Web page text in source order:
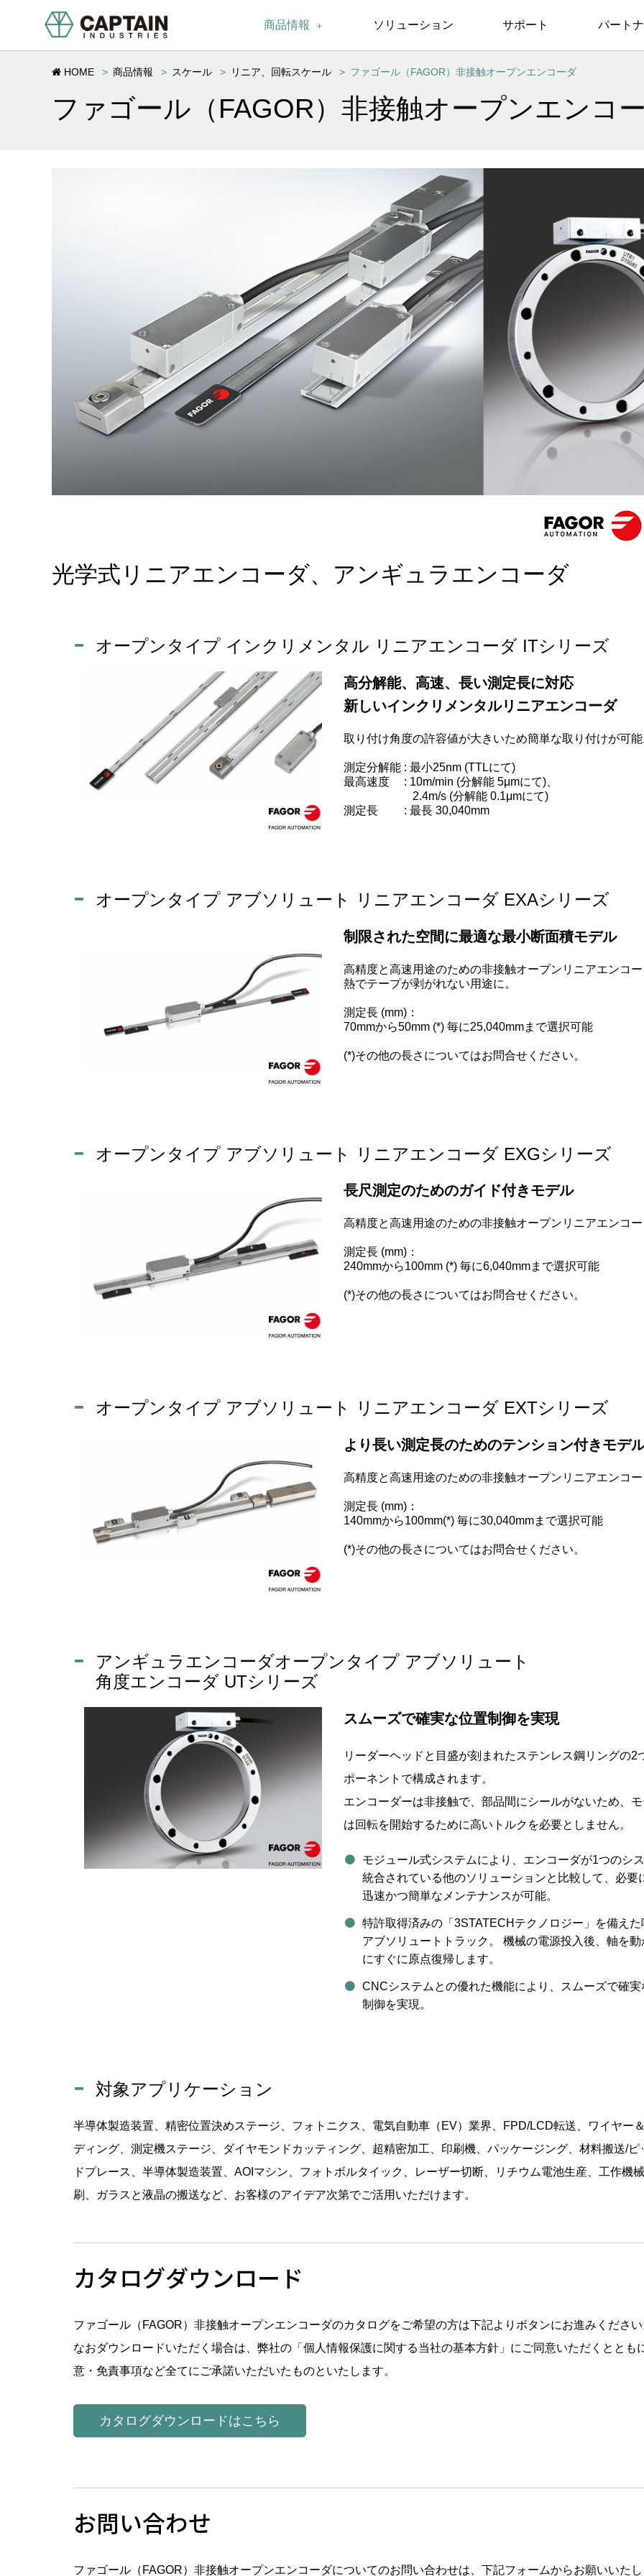
商品情報 ソリューション サポート パート
HOME 商品情報 スケール リニア、回転スケール ファゴール（FAGOR） 非接触オープンエンコーダ
ファゴール（FAGOR） 非接触オープンエンコ
光学式リニアエンコーダ、アンギュラエンコーダ
オープンタイプ インクリメンタル リニアエンコーダ ITシリーズ
高分解能、高速、長い測定長に対応
新しいインクリメンタルリニアエンコーダ
取り付け角度の許容値が大きいため簡単な取り付けが可
測定分解能 : 最小25nm (TTLにて)
最高速度 : 10m/min (分解能 5μmにて)、
2.4m/s (分解能 0.1μmにて)
測定長 : 最長 30,040mm
オープンタイプ アブソリュート リニアエンコーダ EXAシリーズ
制限された空間に最適な最小断面積モデル
高精度と高速用途のための非接触オープンリニアエンコ
熱でテープが剥がれない用途に。
測定長 (mm)：
70mmから50mm (*) 毎に25,040mmまで選択可能
(*)その他の長さについてはお問合せください。
オープンタイプ アブソリュート リニアエンコーダ EXGシリーズ
長尺測定のためのガイド付きモデル
高精度と高速用途のための非接触オープンリニアエンコ
測定長 (mm)：
240mmから100mm (*) 毎に6,040mmまで選択可能
(*)その他の長さについてはお問合せください。
オープンタイプ アブソリュート リニアエンコーダ EXTシリーズ
より長い測定長のためのテンション付きモデ
高精度と高速用途のための非接触オープンリニアエンコ
測定長 (mm)：
140mmから100mm(*) 毎に30,040mmまで選択可能
(*)その他の長さについてはお問合せください。
アンギュラエンコーダオープンタイプ アブソリュート
角度エンコーダ UTシリーズ
スムーズで確実な位置制御を実現
リーダーヘッドと目盛が刻まれたステンレス鋼リングの2
ポーネントで構成されます。
エンコーダーは非接触で、部品間にシールがないため、
は回転を開始するために高いトルクを必要としません。
モジュール式システムにより、エンコーダが1つのシ
統合されている他のソリューションと比較して、必要
迅速かつ簡単なメンテナンスが可能。
特許取得済みの「3STATECHテクノロジー」を備えた
アブソリュートトラック。 機械の電源投入後、軸を動
にすぐに原点復帰します。
CNCシステムとの優れた機能により、スムーズで確実
制御を実現。
対象アプリケーション
半導体製造装置、精密位置決めステージ、フォトニクス、電気自動車（EV）業界、FPD/LCD転送、ワイヤー
ディング、測定機ステージ、ダイヤモンドカッティング、超精密加工、印刷機、パッケージング、材料搬送/ピ
ドプレース、半導体製造装置、AOIマシン、フォトボルタイック、レーザー切断、リチウム電池生産、工作機
刷、ガラスと液晶の搬送など、お客様のアイデア次第でご活用いただけます。
カタログダウンロード
ファゴール（FAGOR）非接触オープンエンコーダのカタログをご希望の方は下記よりボタンにお進みくださ
なおダウンロードいただく場合は、弊社の「個人情報保護に関する当社の基本方針」にご同意いただくととも
意・免責事項など全てにご承諾いただいたものといたします。
カタログダウンロードはこちら
お問い合わせ
ファゴール（FAGOR）非接触オープンエンコーダについてのお問い合わせは、下記フォームからお願いいた